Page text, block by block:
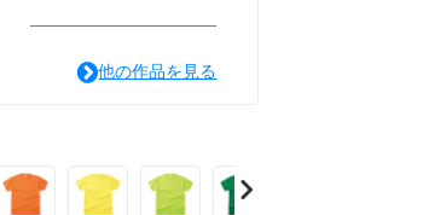
他の作品を見る